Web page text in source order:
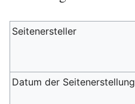
Seitenersteller
Datum der Seitenerstellung